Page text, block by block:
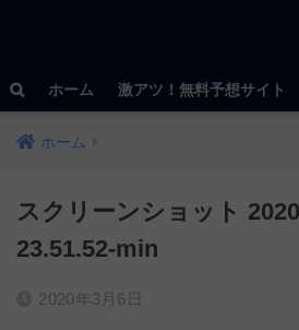
ホーム 激アツ！無料予想サイト
ホーム
スクリーンショット
23.51.52-min
2020年3月6日